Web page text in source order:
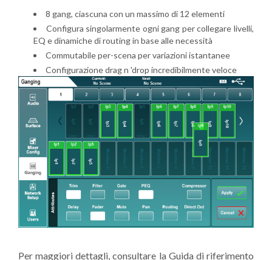
8 gang, ciascuna con un massimo di 12 elementi
Configura singolarmente ogni gang per collegare livelli,
EQ e dinamiche di routing in base alle necessità
Commutabile per-scena per variazioni istantanee
Configurazione drag n 'drop incredibilmente veloce
Per maggiori dettagli, consultare la Guida di riferimento